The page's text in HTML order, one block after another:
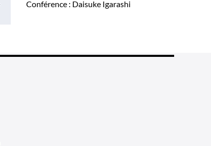
Conférence : Daisuke Igarashi